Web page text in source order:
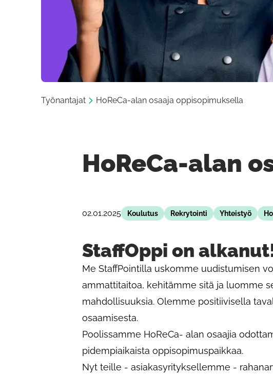
Työnantajat HoReCa-alan osaaja oppisopimuksella
HoReCa-alan
02.01.2025 Koulutus Rekrytointi Yhteistyö
StaffOppi on
Me StaffPointilla uskomme uudistumisen
ammattitaitoa, kehitämme sitä ja luomme
mahdollisuuksia. Olemme positiivisella
osaamisesta.​​
Poolissamme HoReCa- alan osaajia
pidempiaikaista oppisopimuspaikkaa. ​
Nyt teille - asiakasyrityksellemme -